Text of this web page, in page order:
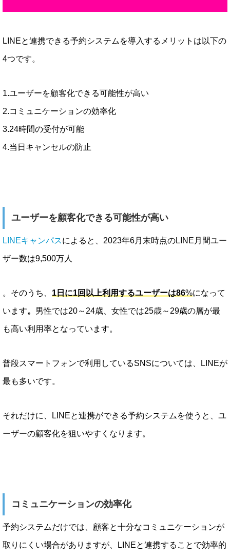
LINEと連携できる予約システムを導入するメリットは以下の
4つです。
1.ユーザーを顧客化できる可能性が高い
2.コミュニケーションの効率化
3.24時間の受付が可能
4.当日キャンセルの防止
ユーザーを顧客化できる可能性が高い
LINEキャンパスによると、2023年6月末時点のLINE月間ユー
ザー数は9,500万人
。そのうち、 1日に1回以上利用するユーザーは86%になって
います。 男性では20～24歳、女性では25歳～29歳の層が最
も高い利用率となっています。
普段スマートフォンで利用しているSNSについては、LINEが
最も多いです。
それだけに、LINEと連携ができる予約システムを使うと、ユ
ーザーの顧客化を狙いやすくなります。
コミュニケーションの効率化
予約システムだけでは、顧客と十分なコミュニケーションが
取りにくい場合がありますが、LINEと連携することで効率的